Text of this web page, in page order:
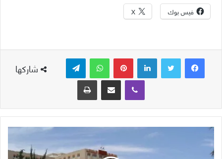
فيس بوك X
شاركها
لينكدإن بينتيريست واتساب
ڤايبر
مشاركة عبر البريد طباعة